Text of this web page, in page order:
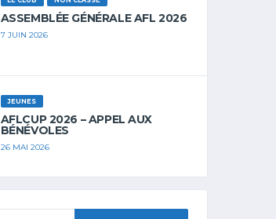
ASSEMBLÉE GÉNÉRALE AFL 2026
7 JUIN 2026
JEUNES
AFLCUP 2026 – APPEL AUX
BÉNÉVOLES
26 MAI 2026